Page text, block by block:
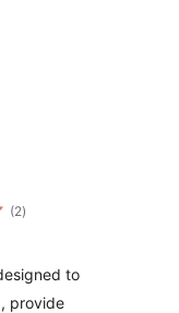
(2celkové
hodnotenie
)
to
provide